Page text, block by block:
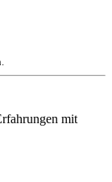
mit